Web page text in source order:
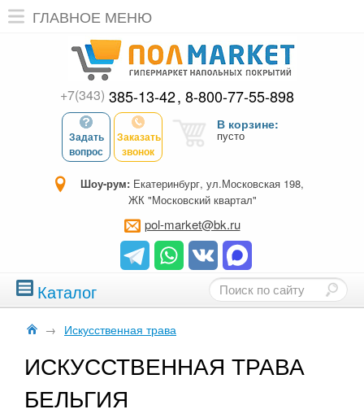
ГЛАВНОЕ МЕНЮ
+7(343) 385-13-42 8-800-77-55-898
Задать
вопрос
Заказать
звонок
В корзине:
пусто
Шоу-рум: Екатеринбург, ул.Московская 198,
ЖК "Московский квартал"
pol-market@bk.ru
Каталог
→ Искусственная трава
ИСКУССТВЕННАЯ ТРАВА
БЕЛЬГИЯ